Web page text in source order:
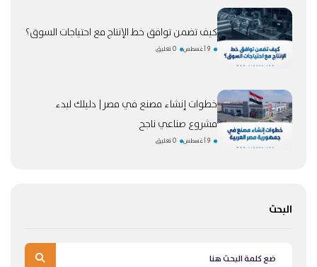
كيف تضمن توافق خط الإنتاج مع احتياجات السوق؟
9 أغسطس 0 تعليق
خطوات إنشاء مصنع في مصر| دليلك لبدء
مشروع صناعي ناجح
9 أغسطس 0 تعليق
البحث